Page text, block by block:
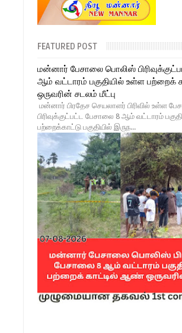
FEATURED POST
மன்னார் பேசாலை பொலிஸ்
ஆம் வட்டாரம் பகுதியில் உள்ள பற்றைக்
ஒருவரின் சடலம் மீட்பு
மன்னார் பிரதேச செயலாளர் பிரிவில் உள்ள
பிரிவுக்குட்பட்ட பேசாலை 8 ஆம் வட்டாரம்
பற்றைக்காட்டு பகுதியில் இருந...